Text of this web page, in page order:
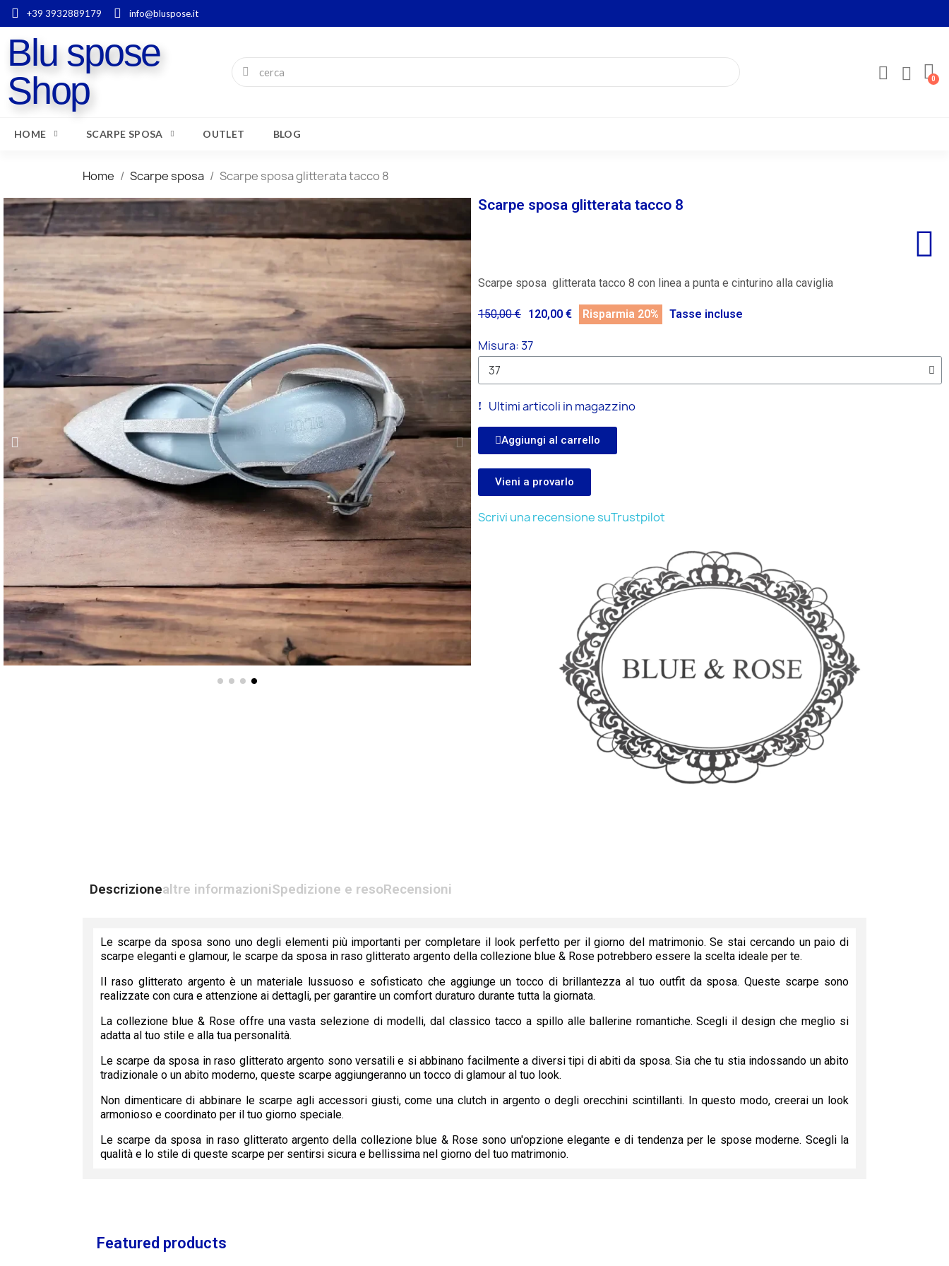
+39 3932889179 info@bluspose.it
Blu spose
Shop
HOME SCARPE SPOSA OUTLET BLOG
Home Scarpe sposa Scarpe sposa glitterata tacco 8
Scarpe sposa glitterata tacco 8
Scarpe sposa glitterata tacco 8 con linea a punta e cinturino alla caviglia
150,00 € 120,00 € Risparmia 20% Tasse incluse
Misura 37
Ultimi articoli in magazzino
Aggiungi al carrello
Vieni a provarlo
Scrivi una recensione suTrustpilot
Descrizionealtre informazioniSpedizione e resoRecensioni
Le scarpe da sposa sono uno degli elementi più importanti per completare il look perfetto per il giorno del matrimonio. Se stai cercando un paio di
scarpe eleganti e glamour, le scarpe da sposa in raso glitterato argento della collezione blue & Rose potrebbero essere la scelta ideale per te.
Il raso glitterato argento è un materiale lussuoso e sofisticato che aggiunge un tocco di brillantezza al tuo outfit da sposa. Queste scarpe sono
realizzate con cura e attenzione ai dettagli, per garantire un comfort duraturo durante tutta la giornata.
La collezione blue & Rose offre una vasta selezione di modelli, dal classico tacco a spillo alle ballerine romantiche. Scegli il design che meglio si
adatta al tuo stile e alla tua personalità.
Le scarpe da sposa in raso glitterato argento sono versatili e si abbinano facilmente a diversi tipi di abiti da sposa. Sia che tu stia indossando un abito
tradizionale o un abito moderno, queste scarpe aggiungeranno un tocco di glamour al tuo look.
Non dimenticare di abbinare le scarpe agli accessori giusti, come una clutch in argento o degli orecchini scintillanti. In questo modo, creerai un look
armonioso e coordinato per il tuo giorno speciale.
Le scarpe da sposa in raso glitterato argento della collezione blue & Rose sono un'opzione elegante e di tendenza per le spose moderne. Scegli la
qualità e lo stile di queste scarpe per sentirsi sicura e bellissima nel giorno del tuo matrimonio.
Featured products